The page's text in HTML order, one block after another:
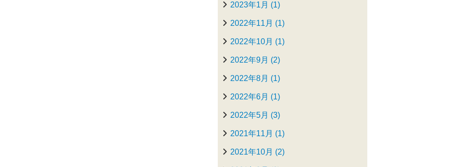
2023年1月 (1)
2022年11月 (1)
2022年10月 (1)
2022年9月 (2)
2022年8月 (1)
2022年6月 (1)
2022年5月 (3)
2021年11月 (1)
2021年10月 (2)